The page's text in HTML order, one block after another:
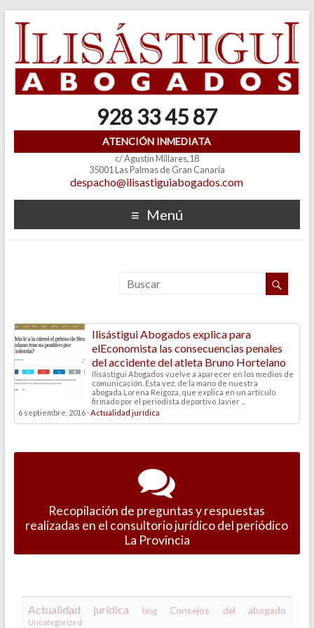
928 33 45 87
ATENCIÓN INMEDIATA
c/ Agustín Millares,18
35001 Las Palmas de Gran Canaria
despacho@ilisastiguiabogados.com
Menú
Ilisástigui Abogados explica para
elEconomista las consecuencias penales
del accidente del atleta Bruno Hortelano
Ilisástigui Abogados vuelve a aparecer en los medios de
comunicación. Esta vez, de la mano de nuestra
abogada Lorena Reigoza, que explica en un artículo
firmado por el periodista deportivo Javier ...
6 septiembre, 2016 ·Actualidad jurídica
Recopilación de preguntas y respuestas
realizadas en el consultorio jurídico del periódico
La Provincia
Actualidad jurídica blog Consejos del abogado
Uncategorized